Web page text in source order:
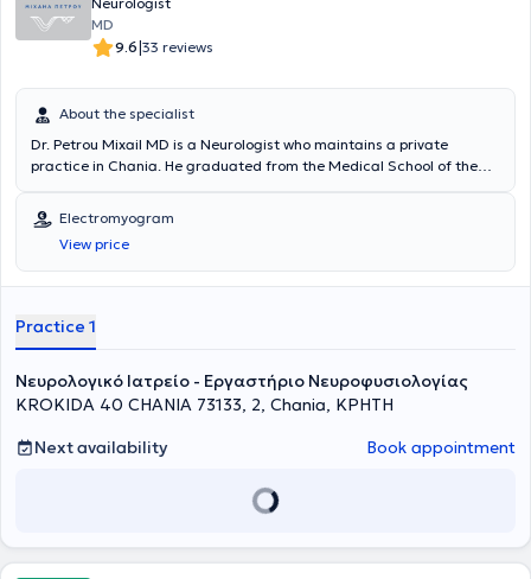
MD
9.6|33 reviews
About the specialist
Dr. Petrou Mixail MD is a Neurologist who maintains a private
practice in Chania. He graduated from the Medical School of the
Diploma in Clinical Neurology from University College London (UCL) -
Queen Square Institute of Neurology in the United Kingdom. Since
then, he has worked and collaborated with public and private
institutions, gaining valuable experience as a Neurologist. Notable
from 2017 to 2023, he served as a Neurology Consultant and Head
Chania.
Electromyogram
View price
Practice 1
Νευρολογικό Ιατρείο - Εργαστήριο Νευροφυσιολογίας
KROKIDA 40 CHANIA 73133, 2, Chania, ΚΡΗΤΗ
Next availability
Book appointment